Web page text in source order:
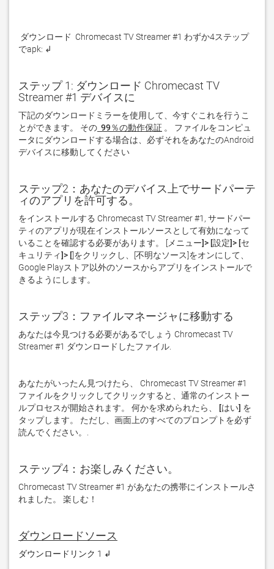
でapk: ↲
ステップ 1: ダウンロード Chromecast TV
Streamer #1 デバイスに
下記のダウンロードミラーを使用して、今すぐこれを行うこ
とができます。 その 99％の動作保証 。 ファイルをコンピュ
ータにダウンロードする場合は、必ずそれをあなたのAndroid
デバイスに移動してください
ステップ2：あなたのデバイス上でサードパーテ
ィのアプリを許可する。
をインストールする Chromecast TV Streamer #1, サードパー
ティのアプリが現在インストールソースとして有効になって
いることを確認する必要があります。 [メニュー]> [設定]> [セ
キュリティ]> []をクリックし、[不明なソース]をオンにして、
Google Playストア以外のソースからアプリをインストールで
きるようにします。
ステップ3：ファイルマネージャに移動する
あなたは今見つける必要があるでしょう Chromecast TV
Streamer #1 ダウンロードしたファイル.
あなたがいったん見つけたら、 Chromecast TV Streamer #1
ファイルをクリックしてクリックすると、通常のインストー
ルプロセスが開始されます。 何かを求められたら、
[はい] を
タップします。 ただし、画面上のすべてのプロンプトを必ず
読んでください。.
ステップ4：お楽しみください。
Chromecast TV Streamer #1 があなたの携帯にインストールさ
れました。 楽しむ！
ダウンロードソース
ダウンロードリンク 1 ↲